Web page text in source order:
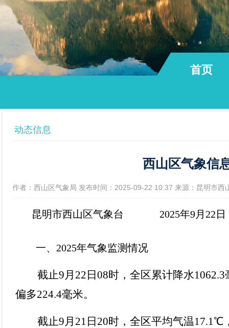
首页
政府信息公开年报
动态信息
西山区气象信
[作者：西山区气象局 发布时间：2025-09-22 10:37 来源：昆明市西
昆明市西山区气象台 2025年9月22日
一、 2025年气象监测情况
截止9月22日08时，全区累计降水
偏多224.4毫米。
截止9月21日20时，全区平均气温